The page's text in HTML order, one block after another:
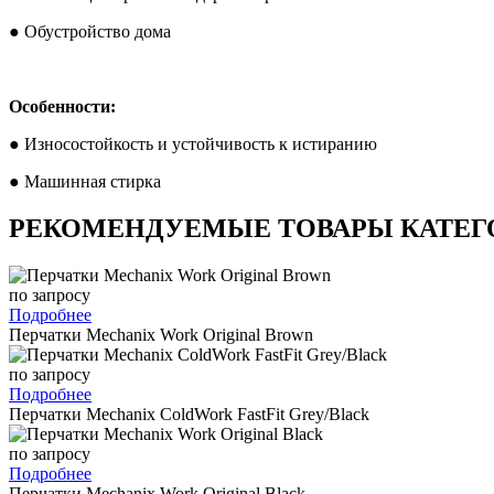
● Обустройство дома
Особенности:
● Износостойкость и устойчивость к истиранию
● Машинная стирка
РЕКОМЕНДУЕМЫЕ ТОВАРЫ
по запросу
Подробнее
Перчатки Mechanix Work Original Brown
по запросу
Подробнее
Перчатки Mechanix ColdWork FastFit Grey/Black
по запросу
Подробнее